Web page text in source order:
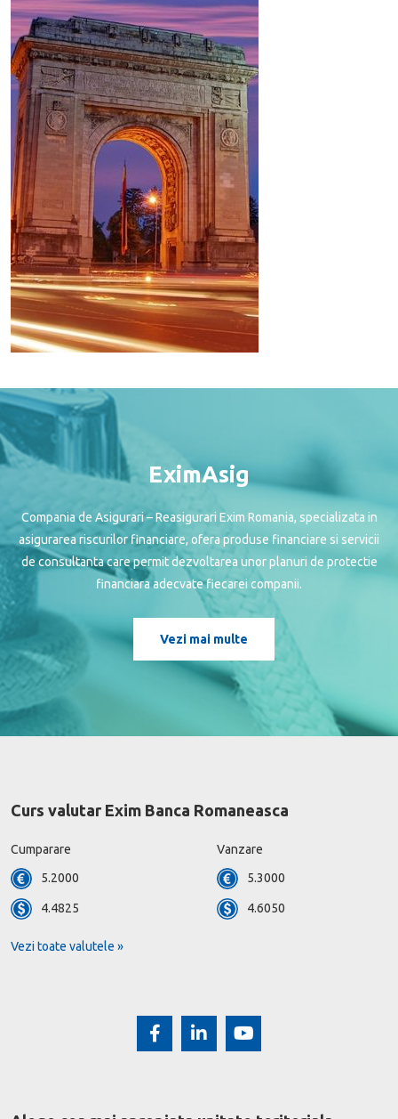
EximAsig
Compania de Asigurari – Reasigurari Exim Romania, specializata in
asigurarea riscurilor financiare, ofera produse financiare si servicii
de consultanta care permit dezvoltarea unor planuri de protectie
financiara adecvate fiecarei companii.
Vezi mai multe
Curs valutar Exim Banca Romaneasca
Cumparare Vanzare
5.2000 5.3000
4.4825 4.6050
Vezi toate valutele »